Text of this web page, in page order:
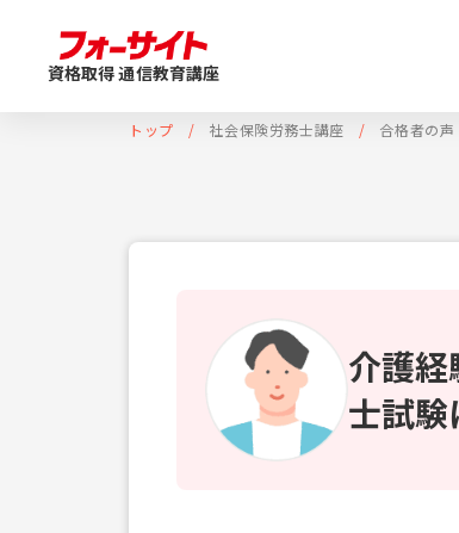
資格取得 通信教育講座
トップ 社会保険労務士講座 合格者の声
介護
士試